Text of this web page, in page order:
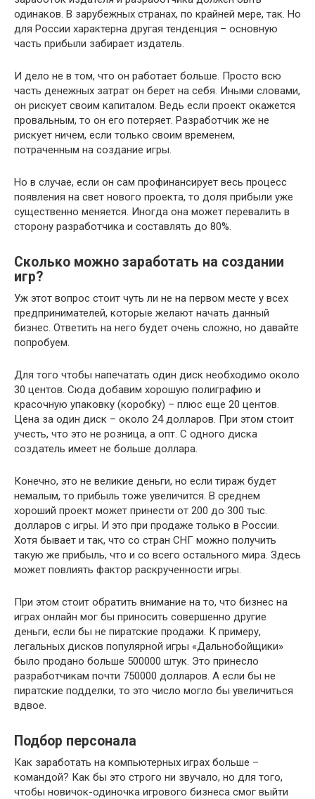
одинаков. В зарубежных странах, по крайней мере, так. Но
для России характерна другая тенденция – основную
часть прибыли забирает издатель.
И дело не в том, что он работает больше. Просто всю
часть денежных затрат он берет на себя. Иными словами,
он рискует своим капиталом. Ведь если проект окажется
провальным, то он его потеряет. Разработчик же не
рискует ничем, если только своим временем,
потраченным на создание игры.
Но в случае, если он сам профинансирует весь процесс
появления на свет нового проекта, то доля прибыли уже
существенно меняется. Иногда она может перевалить в
сторону разработчика и составлять до 80%.
Сколько можно заработать на создании
игр?
Уж этот вопрос стоит чуть ли не на первом месте у всех
предпринимателей, которые желают начать данный
бизнес. Ответить на него будет очень сложно, но давайте
попробуем.
Для того чтобы напечатать один диск необходимо около
30 центов. Сюда добавим хорошую полиграфию и
красочную упаковку (коробку) – плюс еще 20 центов.
Цена за один диск – около 24 долларов. При этом стоит
учесть, что это не розница, а опт. С одного диска
создатель имеет не больше доллара.
Конечно, это не великие деньги, но если тираж будет
немалым, то прибыль тоже увеличится. В среднем
хороший проект может принести от 200 до 300 тыс.
долларов с игры. И это при продаже только в России.
Хотя бывает и так, что со стран СНГ можно получить
такую же прибыль, что и со всего остального мира. Здесь
может повлиять фактор раскрученности игры.
При этом стоит обратить внимание на то, что бизнес на
играх онлайн мог бы приносить совершенно другие
деньги, если бы не пиратские продажи. К примеру,
легальных дисков популярной игры «Дальнобойщики»
было продано больше 500000 штук. Это принесло
разработчикам почти 750000 долларов. А если бы не
пиратские подделки, то это число могло бы увеличиться
вдвое.
Подбор персонала
Как заработать на компьютерных играх больше –
командой? Как бы это строго ни звучало, но для того,
чтобы новичок-одиночка игрового бизнеса смог выйти